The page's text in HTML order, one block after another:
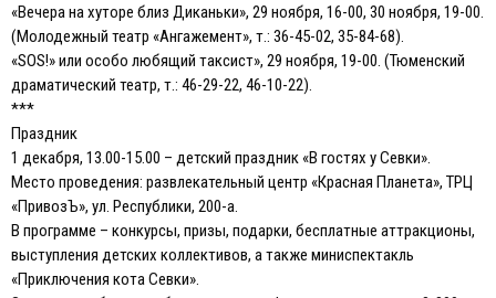
«Вечера на хуторе близ Диканьки», 29 ноября, 16-00, 30 ноября, 19-00.
(Молодежный театр «Ангажемент», т.: 36-45-02, 35-84-68).
«SOS!» или особо любящий таксист», 29 ноября, 19-00. (Тюменский
драматический театр, т.: 46-29-22, 46-10-22).
***
Праздник
1 декабря, 13.00-15.00 – детский праздник «В гостях у Севки».
Место проведения: развлекательный центр «Красная Планета», ТРЦ
«ПривозЪ», ул. Республики, 200-а.
В программе – конкурсы, призы, подарки, бесплатные аттракционы,
выступления детских коллективов, а также миниспектакль
«Приключения кота Севки».